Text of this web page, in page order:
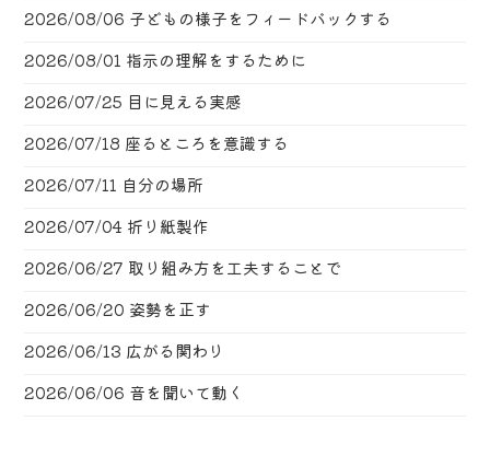
2026/08/06 子どもの様子をフィードバックする
2026/08/01 指示の理解をするために
2026/07/25 目に見える実感
2026/07/18 座るところを意識する
2026/07/11 自分の場所
2026/07/04 折り紙製作
2026/06/27 取り組み方を工夫することで
2026/06/20 姿勢を正す
2026/06/13 広がる関わり
2026/06/06 音を聞いて動く